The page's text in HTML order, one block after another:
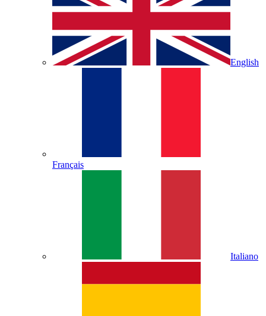
English
Français
Italiano